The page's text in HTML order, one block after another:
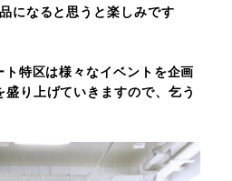
になると思うと楽しみです
特区は様々なイベントを企画
盛り上げていきますので、乞う